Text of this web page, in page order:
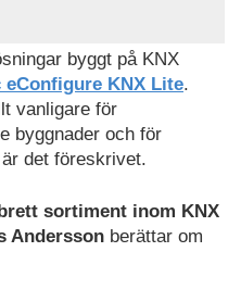
byggt på KNX
KNX Lite.
vanligare för
byggnader och för
det föreskrivet.
sortiment inom KNX
Andersson berättar om